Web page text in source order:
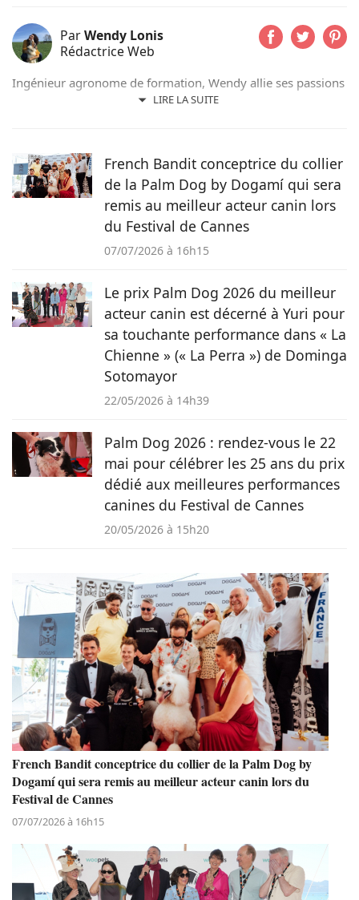
ParWendy Lonis
Rédactrice Web
LIRE LA SUITE
Ingénieur agronome de formation, Wendy allie ses passions
pour les mots et les animaux en écrivant pour Pets-dating.
australien, des poules et même des pigeons voyageurs !
French Bandit conceptrice du collier
de la Palm Dog by Dogamí qui sera
remis au meilleur acteur canin lors
du Festival de Cannes
07/07/2026 à 16h15
Le prix Palm Dog 2026 du meilleur
acteur canin est décerné à Yuri pour
sa touchante performance dans « La
Chienne » (« La Perra ») de Dominga
Sotomayor
22/05/2026 à 14h39
Palm Dog 2026 : rendez-vous le 22
mai pour célébrer les 25 ans du prix
dédié aux meilleures performances
canines du Festival de Cannes
20/05/2026 à 15h20
French Bandit conceptrice du collier de la Palm Dog by
Dogamí qui sera remis au meilleur acteur canin lors du
Festival de Cannes
07/07/2026 à 16h15